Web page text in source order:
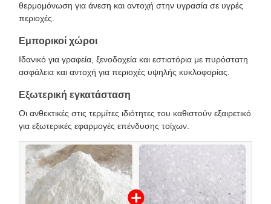
θερμομόνωση για άνεση και αντοχή στην υγρασία σε υγρές
περιοχές.
Εμπορικοί χώροι
Ιδανικό για γραφεία, ξενοδοχεία και εστιατόρια με πυρόστατη
ασφάλεια και αντοχή για περιοχές υψηλής κυκλοφορίας.
Εξωτερική εγκατάσταση
Οι ανθεκτικές στις τερμίτες ιδιότητες του καθιστούν εξαιρετικό
για εξωτερικές εφαρμογές επένδυσης τοίχων.